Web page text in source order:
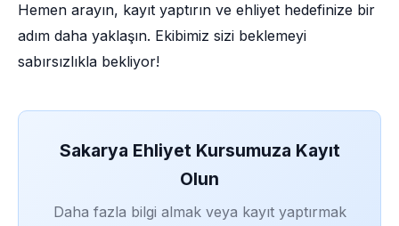
Hemen arayın, kayıt yaptırın ve ehliyet hedefinize bir
adım daha yaklaşın. Ekibimiz sizi beklemeyi
sabırsızlıkla bekliyor!
Sakarya Ehliyet Kursumuza Kayıt
Olun
Daha fazla bilgi almak veya kayıt yaptırmak